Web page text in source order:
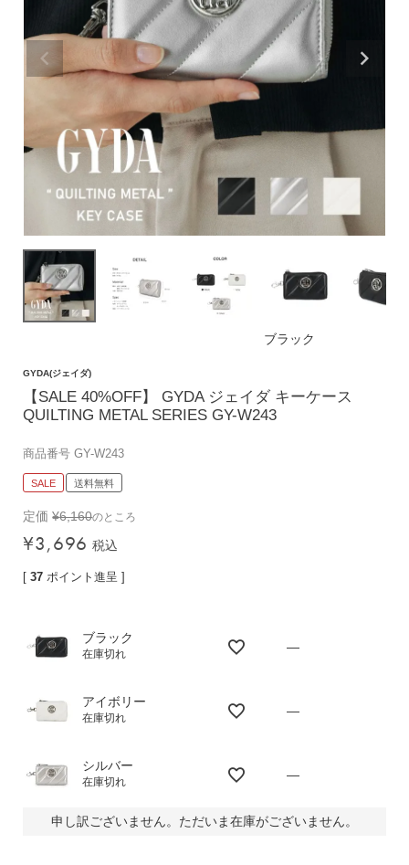
〜
円(税込)
検索
バッグ
ショルダーバッグ
トートバッグ
リュック
ボストンバッグ
コンパクト財布
トラベルウォレット
名刺入れ・カードケース
ポーチ
小物その他
ブラック
GYDA(ジェイダ)
【SALE 40%OFF】 GYDA ジェイダ キーケース
QUILTING METAL SERIES GY-W243
商品番号 GY-W243
SALE 送料無料
定価 ¥6,160のところ
¥3,696 税込
[ 37 ポイント進呈 ]
ブラック
在庫切れ
—
アイボリー
在庫切れ
—
シルバー
在庫切れ
—
申し訳ございません。ただいま在庫がございません。